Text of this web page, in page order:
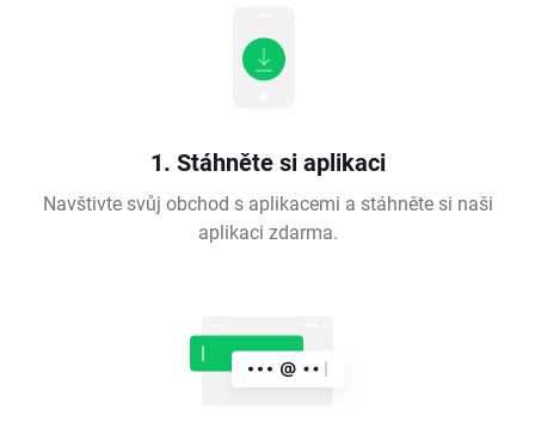
1. Stáhněte si aplikaci
Navštivte svůj obchod s aplikacemi a stáhněte si naši
aplikaci zdarma.